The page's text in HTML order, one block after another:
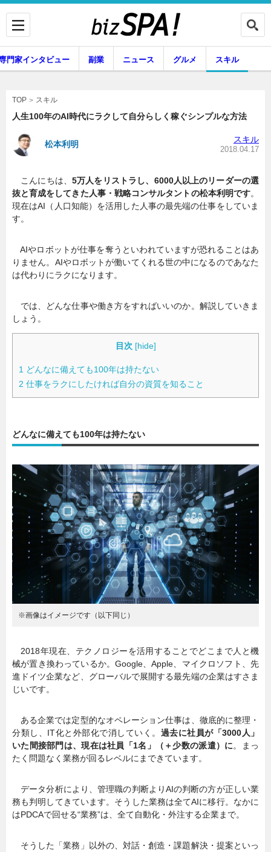
企業インタビュー 専門家インタビュー
副業 ニュース
グルメ スキル
連載一覧
門家インタビュー 副業 ニュース グルメ スキル
TOP スキル
人生100年のAI時代にラクして自分らしく稼ぐシンプルな方法
松本利明 スキル
2018.04.17
こんにちは、5万人をリストラし、6000人以上のリーダーの選
抜と育成をしてきた人事・戦略コンサルタントの松本利明です。
現在はAI（人口知能）を活用した人事の最先端の仕事をしていま
す。
AIやロボットが仕事を奪うといわれていますが恐れることはあ
りません。AIやロボットが働いてくれる世の中になるのであなた
は代わりにラクになります。
では、どんな仕事や働き方をすればいいのか。解説していきま
しょう。
目次 [hide]
1 どんなに備えても100年は持たない
2 仕事をラクにしたければ自分の資質を知ること
どんなに備えても100年は持たない
※画像はイメージです（以下同じ）
2018年現在、テクノロジーを活用することでどこまで人と機
械が置き換わっているか。Google、Apple、マイクロソフト、先
進ドイツ企業など、グローバルで展開する最先端の企業はすさま
じいです。
ある企業では定型的なオペレーション仕事は、徹底的に整理・
分類し、IT化と外部化で消していく。 過去に社員が「3000人」
いた間接部門は、現在は社員「1名」（＋少数の派遣）に。まっ
たく問題なく業務が回るレベルにまできています。
データ分析により、管理職の判断よりAIの判断の方が正しい業
務も判明してきています。そうした業務は全てAIに移行。なかに
はPDCAで回せる“業務”は、全て自動化・外注する企業まで。
そうした「業務」以外の、対話・創造・課題解決・提案といっ